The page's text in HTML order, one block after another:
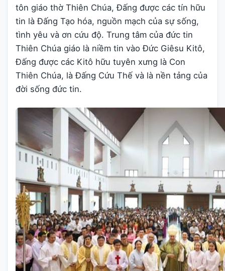
tôn giáo thờ Thiên Chúa, Đấng được các tín hữu
tin là Đấng Tạo hóa, nguồn mạch của sự sống,
tình yêu và ơn cứu độ. Trung tâm của đức tin
Thiên Chúa giáo là niềm tin vào Đức Giêsu Kitô,
Đấng được các Kitô hữu tuyên xưng là Con
Thiên Chúa, là Đấng Cứu Thế và là nền tảng của
đời sống đức tin.